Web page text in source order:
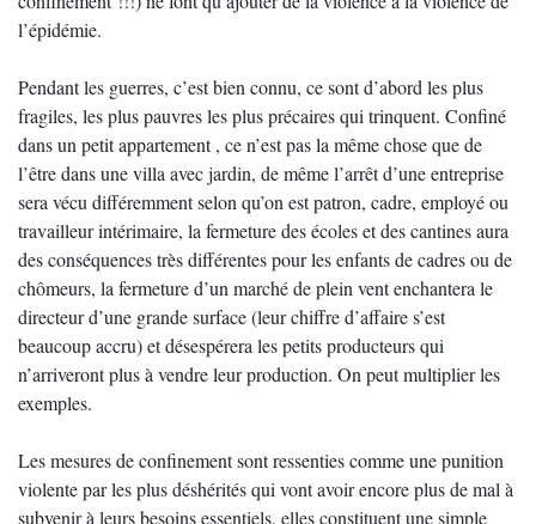
l’épidémie.
Pendant les guerres, c’est bien connu, ce sont d’abord les plus
fragiles, les plus pauvres les plus précaires qui trinquent. Confiné
dans un petit appartement , ce n’est pas la même chose que de
l’être dans une villa avec jardin, de même l’arrêt d’une entreprise
sera vécu différemment selon qu’on est patron, cadre, employé ou
travailleur intérimaire, la fermeture des écoles et des cantines aura
des conséquences très différentes pour les enfants de cadres ou de
chômeurs, la fermeture d’un marché de plein vent enchantera le
directeur d’une grande surface (leur chiffre d’affaire s’est
beaucoup accru) et désespérera les petits producteurs qui
n’arriveront plus à vendre leur production. On peut multiplier les
exemples.
Les mesures de confinement sont ressenties comme une punition
violente par les plus déshérités qui vont avoir encore plus de mal à
subvenir à leurs besoins essentiels, elles constituent une simple